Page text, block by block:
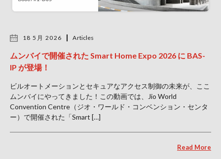
18 5月 2026 Articles
ムンバイで開催された Smart Home Expo 2026 に BAS-
IP が登場！
ビルオートメーションとセキュアなアクセス制御の未来が、ここ
ムンバイにやってきました！この動画では、Jio World
Convention Centre（ジオ・ワールド・コンベンション・センタ
ー）で開催された「Smart […]
Read More